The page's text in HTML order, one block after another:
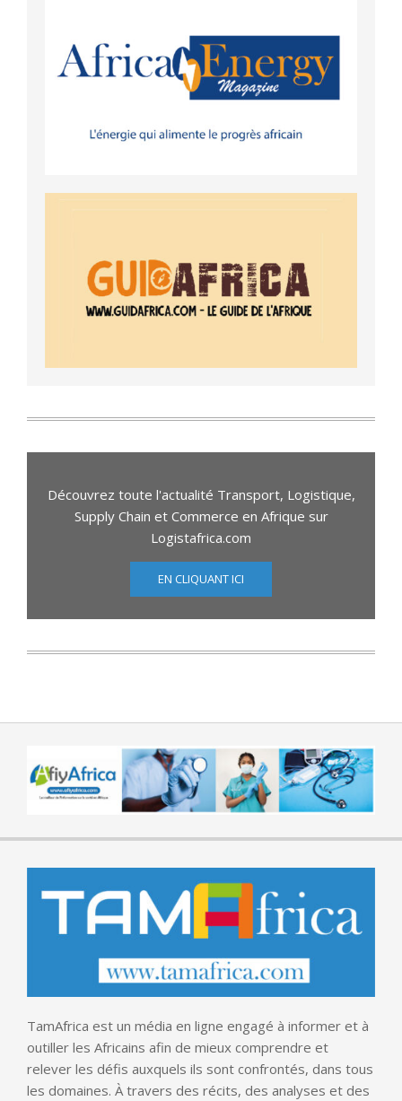
Découvrez toute l'actualité Transport, Logistique,
Supply Chain et Commerce en Afrique sur
Logistafrica.com
EN CLIQUANT ICI
TamAfrica est un média en ligne engagé à informer et à
outiller les Africains afin de mieux comprendre et
relever les défis auxquels ils sont confrontés, dans tous
les domaines. À travers des récits, des analyses et des